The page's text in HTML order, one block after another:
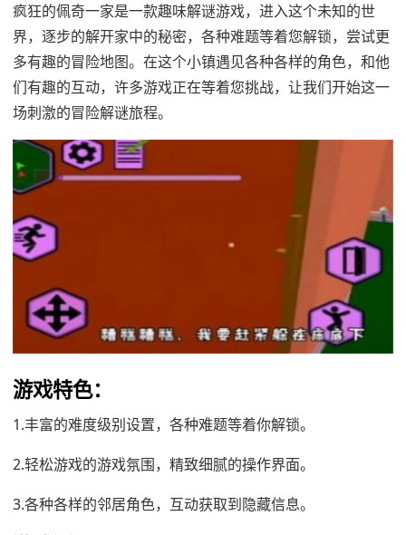
疯狂的佩奇一家是一款趣味解谜游戏，进入这个未知的世
界，逐步的解开家中的秘密，各种难题等着您解锁，尝试更
多有趣的冒险地图。在这个小镇遇见各种各样的角色，和他
们有趣的互动，许多游戏正在等着您挑战，让我们开始这一
场刺激的冒险解谜旅程。
游戏特色：
1.丰富的难度级别设置，各种难题等着你解锁。
2.轻松游戏的游戏氛围，精致细腻的操作界面。
3.各种各样的邻居角色，互动获取到隐藏信息。